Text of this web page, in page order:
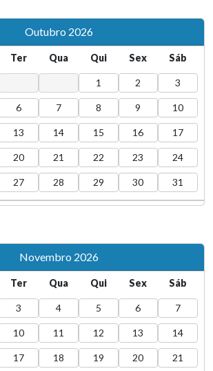
Outubro 2026
Ter Qua Qui Sex Sáb
1 2 3
6 7 8 9 10
13 14 15 16 17
20 21 22 23 24
27 28 29 30 31
Novembro 2026
Ter Qua Qui Sex Sáb
3 4 5 6 7
10 11 12 13 14
17 18 19 20 21